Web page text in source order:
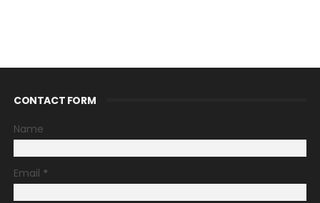
CONTACT FORM
Name
Email *